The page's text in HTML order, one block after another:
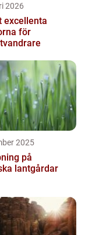
2026
excellenta
för
2025
på
lantgårdar